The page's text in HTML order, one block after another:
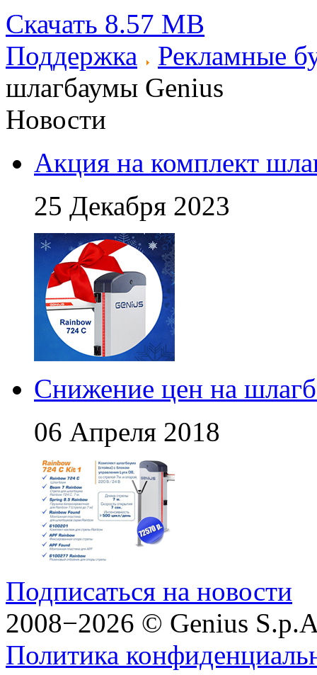
Скачать 8.57 MB
Поддержка
Рекламные
шлагбаумы Genius
Новости
Акция на комплект
25 Декабря 2023
Снижение цен на
06 Апреля 2018
Подписаться на новости
2008−2026 © Genius
Политика